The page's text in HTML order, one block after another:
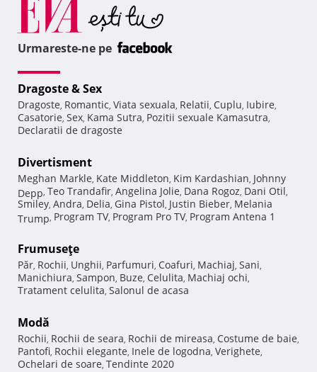
Urmareste-ne pe
Dragoste & Sex
Dragoste, Romantic, Viata sexuala, Relatii, Cuplu, Iubire,
Casatorie, Sex, Kama Sutra, Pozitii sexuale Kamasutra,
Declaratii de dragoste
Divertisment
Meghan Markle, Kate Middleton, Kim Kardashian, Johnny
Depp, Teo Trandafir, Angelina Jolie, Dana Rogoz, Dani Otil,
Smiley, Andra, Delia, Gina Pistol, Justin Bieber, Melania
Trump, Program TV, Program Pro TV, Program Antena 1
Frumuseţe
Păr, Rochii, Unghii, Parfumuri, Coafuri, Machiaj, Sani,
Manichiura, Sampon, Buze, Celulita, Machiaj ochi,
Tratament celulita, Salonul de acasa
Modă
Rochii, Rochii de seara, Rochii de mireasa, Costume de baie,
Pantofi, Rochii elegante, Inele de logodna, Verighete,
Ochelari de soare, Tendinte 2020